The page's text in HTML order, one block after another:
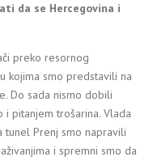
da se Hercegovina i
preko resornog
kojima smo predstavili na
Do sada nismo dobili
pitanjem trošarina. Vlada
tunel Prenj smo napravili
i spremni smo da